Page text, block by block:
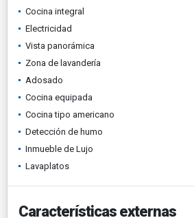
Cocina integral
Electricidad
Vista panorámica
Zona de lavandería
Adosado
Cocina equipada
Cocina tipo americano
Detección de humo
Inmueble de Lujo
Lavaplatos
Características externas